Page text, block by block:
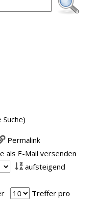
nach der Sie
Permalink
als E-Mail versenden
aufsteigend
blättern
blätternTreffer pro